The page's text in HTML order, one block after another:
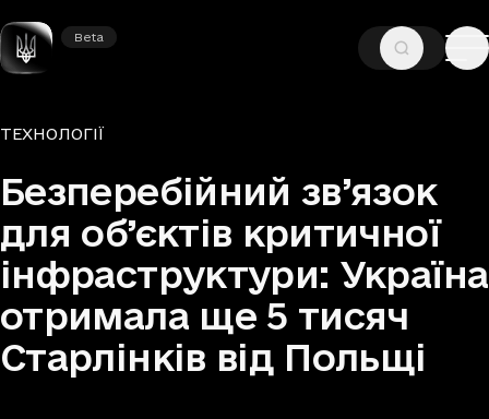
Beta
Beta
ГОЛОВНА —НОВИНИ
Рубрики
ТЕХНОЛОГІЇ
Безперебійний зв’язок
для об’єктів критичної
інфраструктури: Україна
отримала ще 5 тисяч
Старлінків від Польщі